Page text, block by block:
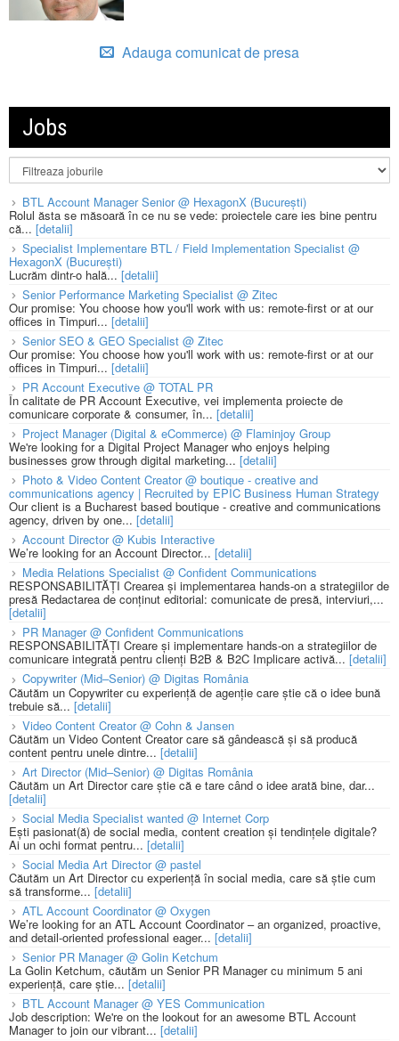
Adauga comunicat de presa
Jobs
BTL Account Manager Senior @ HexagonX (București)
Rolul ăsta se măsoară în ce nu se vede: proiectele care ies bine pentru
că... [detalii]
Specialist Implementare BTL / Field Implementation Specialist @
HexagonX (București)
Lucrăm dintr-o hală...[detalii]
Senior Performance Marketing Specialist @ Zitec
Our promise: You choose how you'll work with us: remote-first or at our
offices in Timpuri... [detalii]
Senior SEO & GEO Specialist @ Zitec
Our promise: You choose how you'll work with us: remote-first or at our
offices in Timpuri... [detalii]
PR Account Executive @ TOTAL PR
În calitate de PR Account Executive, vei implementa proiecte de
comunicare corporate & consumer, în... [detalii]
Project Manager (Digital & eCommerce) @ Flaminjoy Group
We're looking for a Digital Project Manager who enjoys helping
businesses grow through digital marketing... [detalii]
Photo & Video Content Creator @ boutique - creative and
communications agency | Recruited by EPIC Business Human Strategy
Our client is a Bucharest based boutique - creative and communications
agency, driven by one... [detalii]
Account Director @ Kubis Interactive
We’re looking for an Account Director... [detalii]
Media Relations Specialist @ Confident Communications
RESPONSABILITĂȚI Crearea și implementarea hands-on a strategiilor de
presă Redactarea de conținut editorial: comunicate de presă, interviuri,...
[detalii]
PR Manager @ Confident Communications
RESPONSABILITĂȚI Creare și implementare hands-on a strategiilor de
comunicare integrată pentru clienți B2B & B2C Implicare activă... [detalii]
Copywriter (Mid–Senior) @ Digitas România
Căutăm un Copywriter cu experiență de agenție care știe că o idee bună
trebuie să... [detalii]
Video Content Creator @ Cohn & Jansen
Căutăm un Video Content Creator care să gândească și să producă
content pentru unele dintre... [detalii]
Art Director (Mid–Senior) @ Digitas România
Căutăm un Art Director care știe că e tare când o idee arată bine, dar...
[detalii]
Social Media Specialist wanted @ Internet Corp
Ești pasionat(ă) de social media, content creation și tendințele digitale?
Ai un ochi format pentru... [detalii]
Social Media Art Director @ pastel
Căutăm un Art Director cu experiență în social media, care să știe cum
să transforme... [detalii]
ATL Account Coordinator @ Oxygen
We’re looking for an ATL Account Coordinator – an organized, proactive,
and detail-oriented professional eager... [detalii]
Senior PR Manager @ Golin Ketchum
La Golin Ketchum, căutăm un Senior PR Manager cu minimum 5 ani
experiență, care știe... [detalii]
BTL Account Manager @ YES Communication
Job description: We're on the lookout for an awesome BTL Account
Manager to join our vibrant... [detalii]